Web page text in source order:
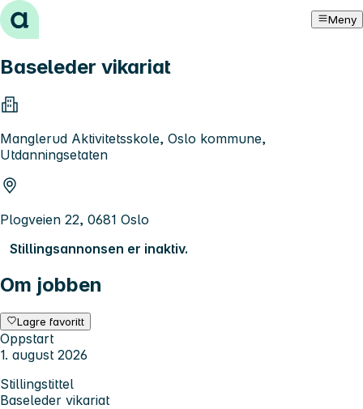
Hopp til innhold Meny
Baseleder vikariat
Manglerud Aktivitetsskole, Oslo kommune,
Utdanningsetaten
Plogveien 22, 0681 Oslo
Stillingsannonsen er inaktiv.
Om jobben
Lagre favoritt
Oppstart
1. august 2026
Stillingstittel
Baseleder vikariat